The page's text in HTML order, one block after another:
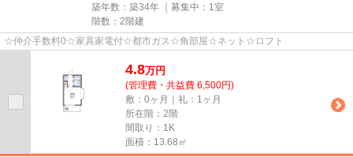
築年数：築34年 ｜募集中： 1室
階数：2階建
☆仲介手数料0☆家具家電付☆都市ガス☆角部屋☆ネット☆ロフト
4.8万円
(管理費・共益費 6,500円)
敷：0ヶ月｜礼：1ヶ月
所在階：2階
間取り：1K
面積：13.68㎡